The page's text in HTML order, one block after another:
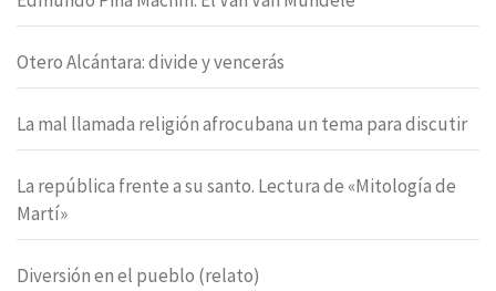
Otero Alcántara: divide y vencerás
La mal llamada religión afrocubana un tema para discutir
La república frente a su santo. Lectura de «Mitología de
Martí»
Diversión en el pueblo (relato)